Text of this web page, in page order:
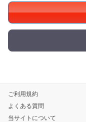
ご利用規約
よくある質問
当サイトについて